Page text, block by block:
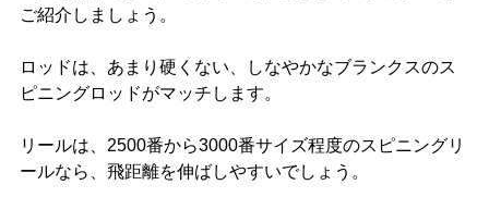
ご紹介しましょう。
ロッドは、あまり硬くない、しなやかなブランクスのス
ピニングロッドがマッチします。
リールは、2500番から3000番サイズ程度のスピニングリ
ールなら、飛距離を伸ばしやすいでしょう。